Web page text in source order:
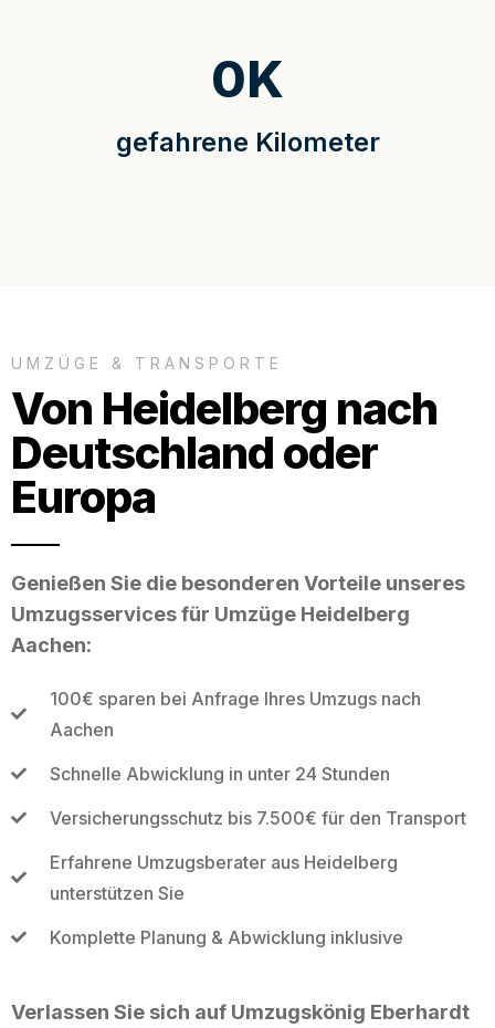
gefahrene Kilometer
0K
UMZÜGE & TRANSPORTE
Von Heidelberg nach
Deutschland oder
Europa
Genießen Sie die besonderen Vorteile unseres
Umzugsservices für Umzüge Heidelberg
Aachen:
100€ sparen bei Anfrage Ihres Umzugs nach
Aachen
Schnelle Abwicklung in unter 24 Stunden
Versicherungsschutz bis 7.500€ für den Transport
Erfahrene Umzugsberater aus Heidelberg
unterstützen Sie
Komplette Planung & Abwicklung inklusive
Verlassen Sie sich auf Umzugskönig Eberhardt